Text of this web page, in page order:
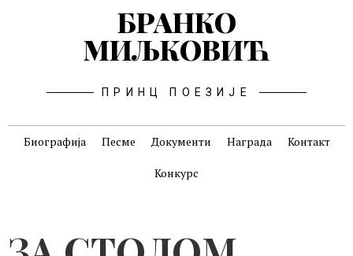
БРАНКО
МИЉКОВИЋ
ПРИНЦ ПОЕЗИЈЕ
Биографија Песме Документи Награда Контакт
Конкурс